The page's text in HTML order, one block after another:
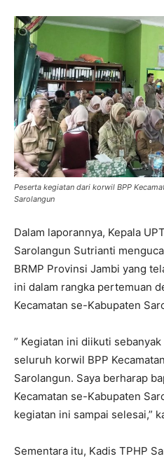
Peserta kegiatan dari korwil BPP
Sarolangun
Dalam laporannya, Kepala
Sarolangun Sutrianti
BRMP Provinsi Jambi yang
ini dalam rangka pertemuan
Kecamatan se-Kabupaten
” Kegiatan ini diikuti
seluruh korwil BPP
Sarolangun. Saya berharap
Kecamatan se-Kabupaten
kegiatan ini sampai selesai,”
Sementara itu, Kadis TPHP